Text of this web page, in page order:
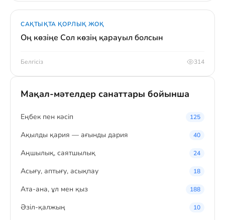
САҚТЫҚТА ҚОРЛЫҚ ЖОҚ
Оң көзіңе Сол көзің қарауыл болсын
Белгісіз 314
Мақал-мәтелдер санаттары бойынша
Eңбек пен кәсіп 125
Ақылды қария — ағынды дария 40
Аңшылық, саятшылық 24
Асығу, аптығу, асықпау 18
Ата-ана, ұл мен қыз 188
Әзіл-қалжың 10